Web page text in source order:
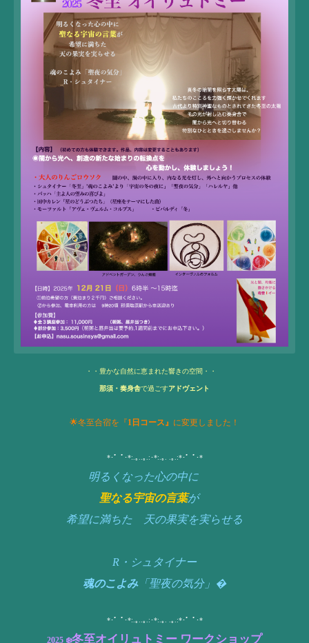
・・豊かな自然に恵まれた響きの空間・・
那須・奏身舎で過ごすアドヴェント
🌟冬至合宿を『1日コース』 に変更しました！
*･゜ﾟ･*:.｡..｡.:･*:.｡. .｡.:*･゜ﾟ･*
明るくなった心の中に
聖なる宇宙の言葉が
希望に満ちた 天の果実を実らせる
R・シュタイナー
魂のこよみ「聖夜の気分」�
*･゜ﾟ･*:.｡..｡.:･*:.｡. .｡.:*･゜ﾟ･*
2025 ❄️冬至オイリュトミー ワークショップ